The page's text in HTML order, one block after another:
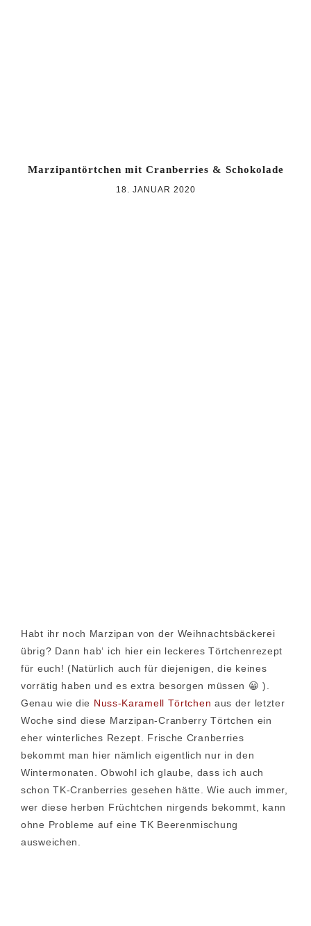
Marzipantörtchen mit Cranberries & Schokolade
18. JANUAR 2020
Habt ihr noch Marzipan von der Weihnachtsbäckerei
übrig? Dann hab‘ ich hier ein leckeres Törtchenrezept
für euch! (Natürlich auch für diejenigen, die keines
vorrätig haben und es extra besorgen müssen 😀 ).
Genau wie die Nuss-Karamell Törtchen aus der letzter
Woche sind diese Marzipan-Cranberry Törtchen ein
eher winterliches Rezept. Frische Cranberries
bekommt man hier nämlich eigentlich nur in den
Wintermonaten. Obwohl ich glaube, dass ich auch
schon TK-Cranberries gesehen hätte. Wie auch immer,
wer diese herben Früchtchen nirgends bekommt, kann
ohne Probleme auf eine TK Beerenmischung
ausweichen.